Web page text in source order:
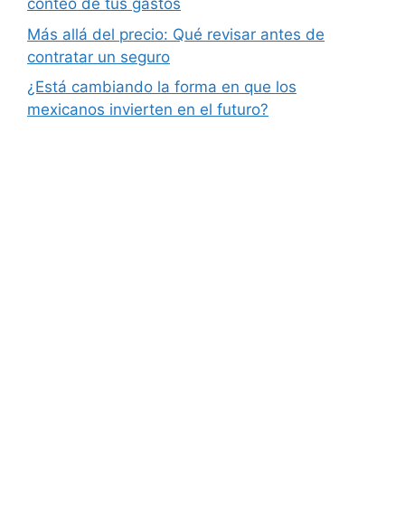
conteo de tus gastos
Más allá del precio: Qué revisar antes de
contratar un seguro
¿Está cambiando la forma en que los
mexicanos invierten en el futuro?